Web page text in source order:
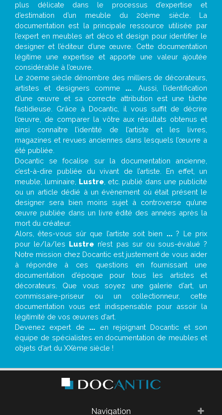
plus délicate dans le processus d’expertise et
d’estimation d’un meuble du 20ème siècle. La
documentation est la principale ressource utilisée par
l’expert en meubles art déco et design pour identifier le
designer et l’éditeur d’une œuvre. Cette documentation
légitime une expertise et apporte une valeur ajoutée
considérable à l’œuvre.
Le 20eme siècle dénombre des milliers de décorateurs,
artistes et designers comme .... Aussi, l’identification
d’une œuvre et sa correcte attribution est une tâche
fastidieuse. Grâce à Docantic, il vous suffit de décrire
l’œuvre, de comparer la vôtre aux résultats obtenus et
ainsi connaître l’identité de l’artiste et les livres,
magazines et revues anciennes dans lesquels l’œuvre a
été publiée.
Docantic se focalise sur la documentation ancienne,
c’est-à-dire publiée du vivant de l’artiste. En effet, un
meuble, luminaire, Lustre, etc. publié dans une publicité
ou un article dédié à un évènement où était présent le
designer sera bien moins sujet à controverse qu’une
œuvre publiée dans un livre édité des années après la
mort du créateur.
Alors, êtes-vous sûr que l’artiste soit bien ...? Le prix
pour le/la/les Lustre n’est pas sur ou sous-évalué ?
Notre mission chez Docantic est justement de vous aider
à répondre à ces questions en fournissant une
documentation d’époque pour tous les artistes et
décorateurs. Que vous soyez une galerie d’art, un
commissaire-priseur ou un collectionneur, cette
documentation vous est indispensable pour assoir la
légitimité de vos œuvres d’art.
Devenez expert de ... en rejoignant Docantic et son
équipe de spécialistes en documentation de meubles et
objets d’art du XXème siècle !
Navigation